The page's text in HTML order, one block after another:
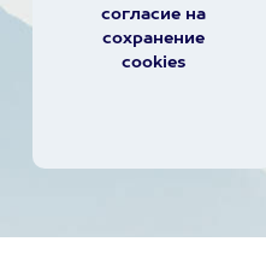
согласие на
сохранение
cookies